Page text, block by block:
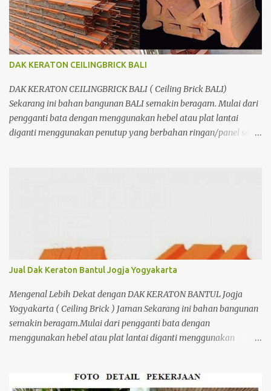
DAK KERATON CEILINGBRICK BALI
DAK KERATON CEILINGBRICK BALI ( Ceiling Brick BALI)
Sekarang ini bahan bangunan BALI semakin beragam. Mulai dari
pengganti bata dengan menggunakan hebel atau plat lantai
diganti menggunakan penutup yang berbahan ringan/panel serta
Jual Dak Keraton Bantul Jogja Yogyakarta
Mengenal Lebih Dekat dengan DAK KERATON BANTUL Jogja
Yogyakarta ( Ceiling Brick ) Jaman Sekarang ini bahan bangunan
semakin beragam.Mulai dari pengganti bata dengan
menggunakan hebel atau plat lantai diganti menggunakan
menggunakan metal.